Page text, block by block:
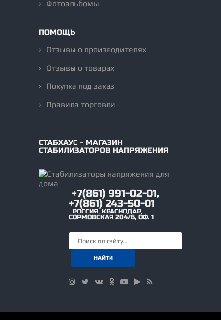
Фотоальбомы
ПОМОЩЬ
Отзывы о производителях
Отзывы о товарах
Покупка под заказ
Правила торговли
СТАБХАУС - МАГАЗИН
СТАБИЛИЗАТОРОВ НАПРЯЖЕНИЯ
+7(861) 991-02-01,
+7(861) 243-50-01
РОССИЯ,КРАСНОДАР,
СОРМОВСКАЯ 204/6, ОФ. 1